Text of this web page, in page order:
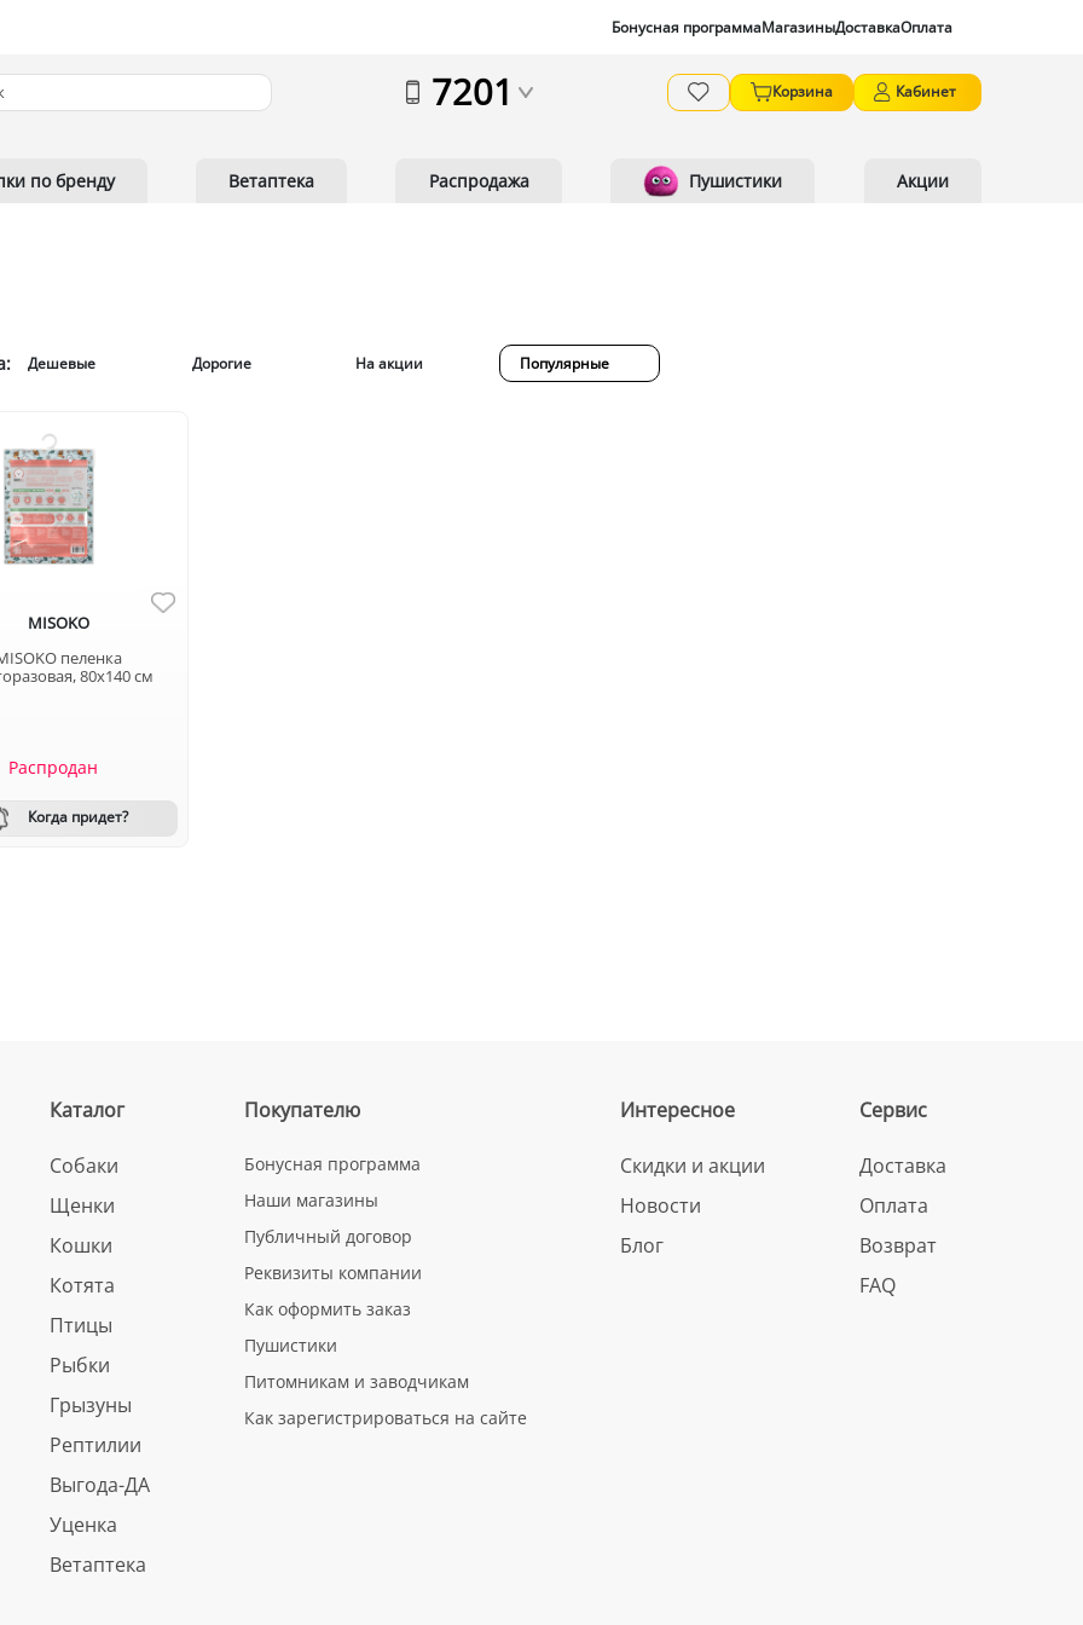
Бонусная программаМагазиныДоставкаОплата
7201 Корзина Кабинет
по бренду Ветаптека Распродажа Пушистики Акции
Дешевые Дорогие На акции Популярные
MISOKO
пеленка
80x140 см
Распродан
Когда придет?
Каталог
Собаки
Щенки
Кошки
Котята
Птицы
Рыбки
Грызуны
Рептилии
Выгода-ДА
Уценка
Ветаптека
Покупателю
Бонусная программа
Наши магазины
Публичный договор
Реквизиты компании
Как оформить заказ
Пушистики
Питомникам и заводчикам
Как зарегистрироваться на сайте
Интересное
Скидки и акции
Новости
Блог
Сервис
Доставка
Оплата
Возврат
FAQ